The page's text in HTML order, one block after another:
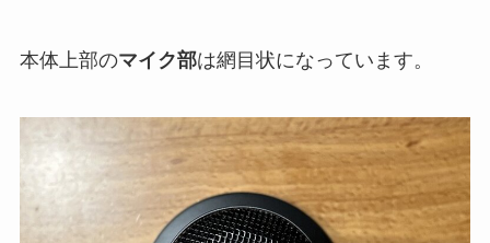
本体上部のマイク部は網目状になっています。